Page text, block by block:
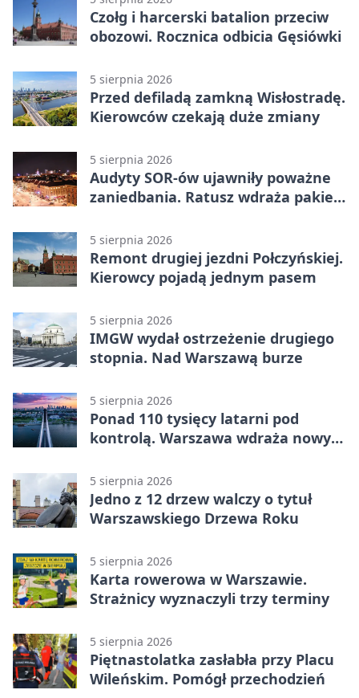
Czołg i harcerski batalion przeciw
obozowi. Rocznica odbicia Gęsiówki
5 sierpnia 2026
Przed defiladą zamkną Wisłostradę.
Kierowców czekają duże zmiany
5 sierpnia 2026
Audyty SOR-ów ujawniły poważne
zaniedbania. Ratusz wdraża pakiet
5 sierpnia 2026
Remont drugiej jezdni Połczyńskiej.
Kierowcy pojadą jednym pasem
5 sierpnia 2026
IMGW wydał ostrzeżenie drugiego
stopnia. Nad Warszawą burze
5 sierpnia 2026
Ponad 110 tysięcy latarni pod
kontrolą. Warszawa wdraża nowy
5 sierpnia 2026
Jedno z 12 drzew walczy o tytuł
Warszawskiego Drzewa Roku
5 sierpnia 2026
Karta rowerowa w Warszawie.
Strażnicy wyznaczyli trzy terminy
5 sierpnia 2026
Piętnastolatka zasłabła przy Placu
Wileńskim. Pomógł przechodzień